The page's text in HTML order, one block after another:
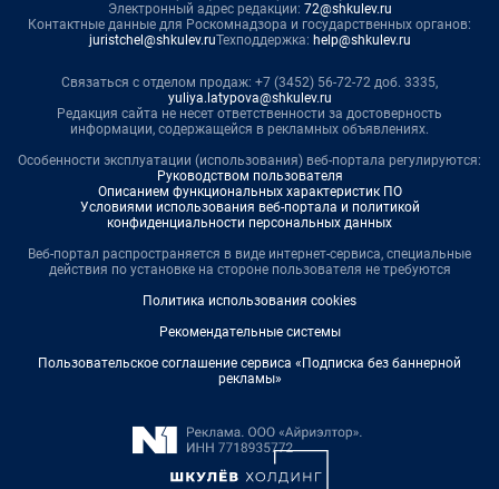
Электронный адрес редакции: 72@shkulev.ru
Контактные данные для Роскомнадзора и государственных органов:
juristchel@shkulev.ruТехподдержка: help@shkulev.ru
Связаться с отделом продаж: +7 (3452) 56-72-72 доб. 3335,
yuliya.latypova@shkulev.ru
Редакция сайта не несет ответственности за достоверность
информации, содержащейся в рекламных объявлениях.
Особенности эксплуатации (использования) веб-портала регулируются:
Руководством пользователя
Описанием функциональных характеристик ПО
Условиями использования веб-портала и политикой
конфиденциальности персональных данных
Веб-портал распространяется в виде интернет-сервиса, специальные
действия по установке на стороне пользователя не требуются
Политика использования cookies
Рекомендательные системы
Пользовательское соглашение сервиса «Подписка без баннерной
рекламы»